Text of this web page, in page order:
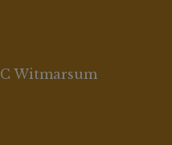
Witmarsum